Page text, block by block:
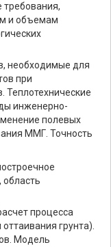
и объемам
необходимые для
при
Теплотехнические
инженерно-
полевых
ММГ. Точность
область
процесса
грунта).
Модель